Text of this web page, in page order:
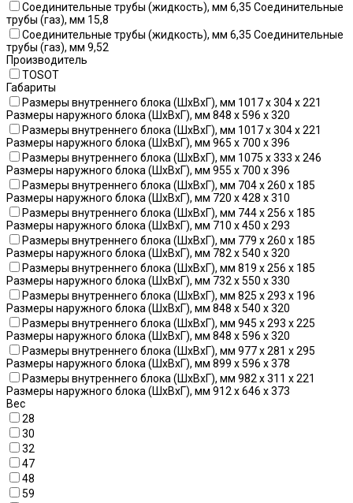
Соединительные трубы (жидкость), мм 6,35 Соединительные
трубы (газ), мм 15,8
Соединительные трубы (жидкость), мм 6,35 Соединительные
трубы (газ), мм 9,52
Производитель
TOSOT
Габариты
Размеры внутреннего блока (ШхВхГ), мм 1017 x 304 x 221
Размеры наружного блока (ШхВхГ), мм 848 x 596 x 320
Размеры внутреннего блока (ШхВхГ), мм 1017 x 304 x 221
Размеры наружного блока (ШхВхГ), мм 965 x 700 x 396
Размеры внутреннего блока (ШхВхГ), мм 1075 x 333 x 246
Размеры наружного блока (ШхВхГ), мм 955 x 700 x 396
Размеры внутреннего блока (ШхВхГ), мм 704 x 260 x 185
Размеры наружного блока (ШхВхГ), мм 720 x 428 x 310
Размеры внутреннего блока (ШхВхГ), мм 744 x 256 x 185
Размеры наружного блока (ШхВхГ), мм 710 x 450 x 293
Размеры внутреннего блока (ШхВхГ), мм 779 x 260 x 185
Размеры наружного блока (ШхВхГ), мм 782 x 540 x 320
Размеры внутреннего блока (ШхВхГ), мм 819 x 256 x 185
Размеры наружного блока (ШхВхГ), мм 732 x 550 x 330
Размеры внутреннего блока (ШхВхГ), мм 825 x 293 x 196
Размеры наружного блока (ШхВхГ), мм 848 x 540 x 320
Размеры внутреннего блока (ШхВхГ), мм 945 x 293 x 225
Размеры наружного блока (ШхВхГ), мм 848 x 596 x 320
Размеры внутреннего блока (ШхВхГ), мм 977 x 281 x 295
Размеры наружного блока (ШхВхГ), мм 899 x 596 x 378
Размеры внутреннего блока (ШхВхГ), мм 982 x 311 x 221
Размеры наружного блока (ШхВхГ), мм 912 x 646 x 373
Вес
28
30
32
47
48
59